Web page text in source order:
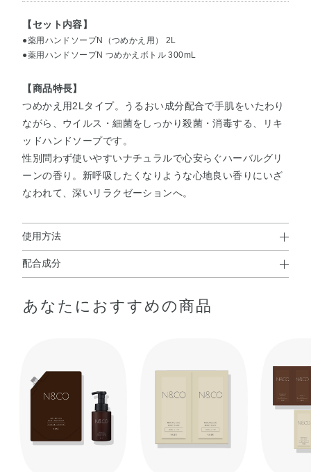
【セット内容】
●薬用ハンドソープN（つめかえ用） 2L
●薬用ハンドソープN つめかえボトル 300mL
【商品特長】
つめかえ用2Lタイプ。うるおい成分配合で手肌をいたわり
ながら、ウイルス・細菌をしっかり殺菌・消毒する、リキ
ッドハンドソープです。
性別問わず使いやすいナチュラルで心安らぐハーバルグリ
ーンの香り。新呼吸したくなりような心地良い香りにいざ
なわれて、深いリラクゼーションへ。
使用方法
使用方法
ネイチャー アンド コー 薬用ハンドソープ容器につめかえ
てご使用ください。適量を手にとり、水またはぬるま湯で
使用上の注意
●必ず、空のネイチャー アンド コー 薬用ハンドソープ 専用容器につ
めかえてください。
●つめかえる前に、ポンプ、空容器の内側は洗わずにそのままご使用
ください。万一、洗った場合は、必ずよく乾かしてからつめかえ
配合成分
配合成分；イソプロピルメチルフェノール
ルキル－N－カルボキシメチル－N－ヒドロキシエチルイミ
ダゾリニウムベタイン、N－ヤシ油脂肪酸アシルグリシン
カリウム液、ヒドロキシプロピルメチルセルロース、ミリ
スチン酸、ヤシ油脂肪酸トリエタノールアミン液、ヤシ油
脂肪酸メチルタウリンナトリウム、フェノキシエタノー
あなたにおすすめの商品